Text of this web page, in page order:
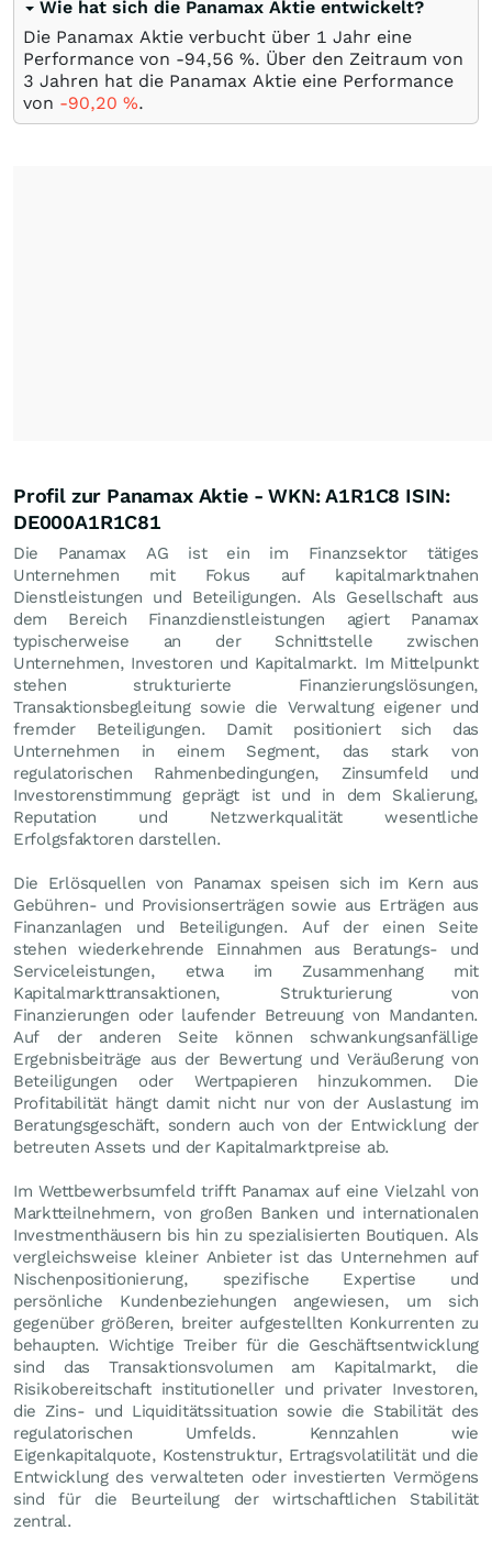
Wie hat sich die Panamax Aktie entwickelt?
Die Panamax Aktie verbucht über 1 Jahr eine
Performance von -94,56 %. Über den Zeitraum von
3 Jahren hat die Panamax Aktie eine Performance
von -90,20 %.
Profil zur Panamax Aktie - WKN: A1R1C8 ISIN:
DE000A1R1C81
Die Panamax AG ist ein im Finanzsektor tätiges
Unternehmen mit Fokus auf kapitalmarktnahen
Dienstleistungen und Beteiligungen. Als Gesellschaft aus
dem Bereich Finanzdienstleistungen agiert Panamax
typischerweise an der Schnittstelle zwischen
Unternehmen, Investoren und Kapitalmarkt. Im Mittelpunkt
stehen strukturierte Finanzierungslösungen,
Transaktionsbegleitung sowie die Verwaltung eigener und
fremder Beteiligungen. Damit positioniert sich das
Unternehmen in einem Segment, das stark von
regulatorischen Rahmenbedingungen, Zinsumfeld und
Investorenstimmung geprägt ist und in dem Skalierung,
Reputation und Netzwerkqualität wesentliche
Erfolgsfaktoren darstellen.
Die Erlösquellen von Panamax speisen sich im Kern aus
Gebühren- und Provisionserträgen sowie aus Erträgen aus
Finanzanlagen und Beteiligungen. Auf der einen Seite
stehen wiederkehrende Einnahmen aus Beratungs- und
Serviceleistungen, etwa im Zusammenhang mit
Kapitalmarkttransaktionen, Strukturierung von
Finanzierungen oder laufender Betreuung von Mandanten.
Auf der anderen Seite können schwankungsanfällige
Ergebnisbeiträge aus der Bewertung und Veräußerung von
Beteiligungen oder Wertpapieren hinzukommen. Die
Profitabilität hängt damit nicht nur von der Auslastung im
Beratungsgeschäft, sondern auch von der Entwicklung der
betreuten Assets und der Kapitalmarktpreise ab.
Im Wettbewerbsumfeld trifft Panamax auf eine Vielzahl von
Marktteilnehmern, von großen Banken und internationalen
Investmenthäusern bis hin zu spezialisierten Boutiquen. Als
vergleichsweise kleiner Anbieter ist das Unternehmen auf
Nischenpositionierung, spezifische Expertise und
persönliche Kundenbeziehungen angewiesen, um sich
gegenüber größeren, breiter aufgestellten Konkurrenten zu
behaupten. Wichtige Treiber für die Geschäftsentwicklung
sind das Transaktionsvolumen am Kapitalmarkt, die
Risikobereitschaft institutioneller und privater Investoren,
die Zins- und Liquiditätssituation sowie die Stabilität des
regulatorischen Umfelds. Kennzahlen wie
Eigenkapitalquote, Kostenstruktur, Ertragsvolatilität und die
Entwicklung des verwalteten oder investierten Vermögens
sind für die Beurteilung der wirtschaftlichen Stabilität
zentral.